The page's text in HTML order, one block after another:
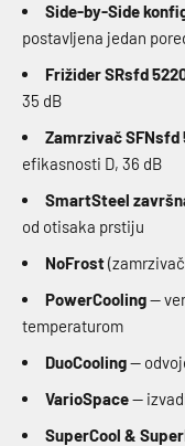
Side-by-Side
postavljena jedan
Frižider SRsfd
35 dB
Zamrzivač SFNsfd
efikasnosti D, 36 dB
SmartSteel
od otisaka prstiju
NoFrost
PowerCooling—
temperaturom
DuoCooling—
VarioSpace—
SuperCool &